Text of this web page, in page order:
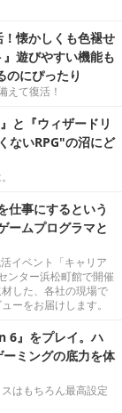
懐かしくも色褪せ
遊びやすい機能も
のにぴったり
えて復活！
と『ウィザードリ
ないRPG"の沼にど
仕事にするという
ームプログラマと
イベント「キャリア
ンター浜松町館で開催
した、各社の現場で
ーをお届けします。
6』をプレイ。ハ
ミングの底力を体
はもちろん最高設定